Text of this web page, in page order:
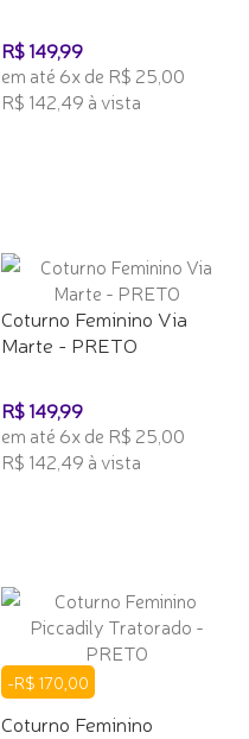
R$ 149,99
em até 6x de R$ 25,00
R$ 142,49 à vista
Coturno Feminino Via
Marte - PRETO
R$ 149,99
em até 6x de R$ 25,00
R$ 142,49 à vista
-R$ 170,00
Coturno Feminino